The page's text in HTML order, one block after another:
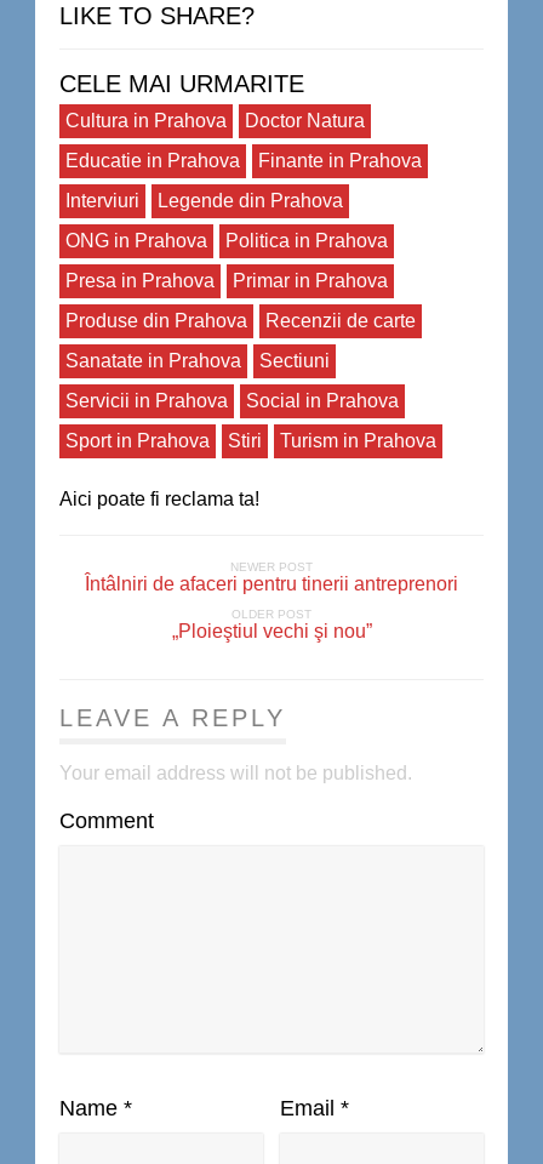
LIKE TO SHARE?
CELE MAI URMARITE
Cultura in Prahova
Doctor Natura
Educatie in Prahova
Finante in Prahova
Interviuri
Legende din Prahova
ONG in Prahova
Politica in Prahova
Presa in Prahova
Primar in Prahova
Produse din Prahova
Recenzii de carte
Sanatate in Prahova
Sectiuni
Servicii in Prahova
Social in Prahova
Sport in Prahova
Stiri Turism in Prahova
Aici poate fi reclama ta!
NEWER POST
Întâlniri de afaceri pentru tinerii antreprenori
OLDER POST
„Ploieştiul vechi şi nou”
LEAVE A REPLY
Your email address will not be published.
Comment
Name * Email *